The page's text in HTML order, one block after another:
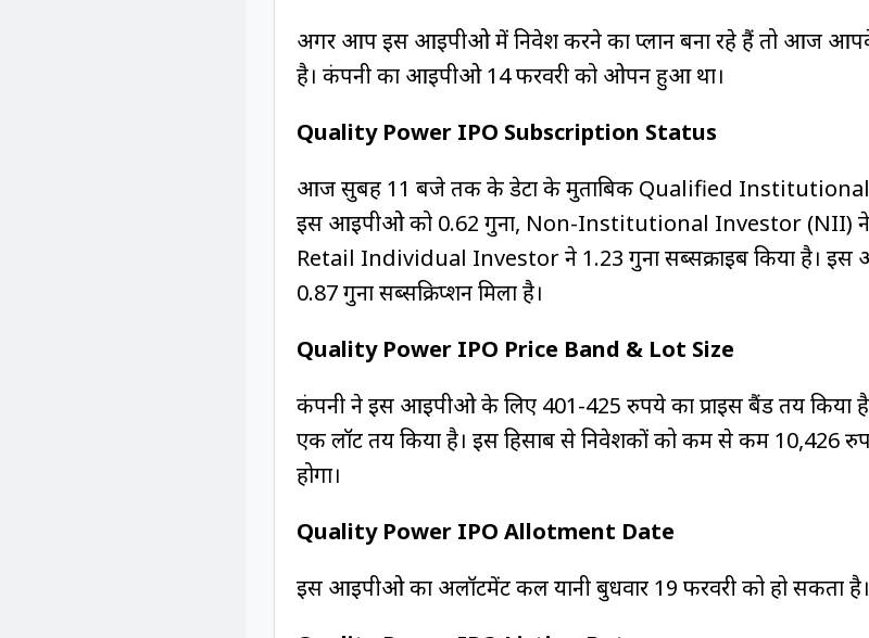
अगर आप इस आईपीओ में निवेश करने का प्लान बना रहे हैं तो आज
है। कंपनी का आईपीओ 14 फरवरी को ओपन हुआ था।
Quality Power IPO Subscription Status
आज सुबह 11 बजे तक के डेटा के मुताबिक Qualified
इस आईपीओ को 0.62 गुना, Non-Institutional Investor (NII) ने
Retail Individual Investor ने 1.23 गुना सब्सक्राइब किया है।
0.87 गुना सब्सक्रिप्शन मिला है।
Quality Power IPO Price Band & Lot Size
कंपनी ने इस आईपीओ के लिए 401-425 रुपये का प्राइस बैंड तय किया
एक लॉट तय किया है। इस हिसाब से निवेशकों को कम से कम 10,426
होगा।
Quality Power IPO Allotment Date
इस आईपीओ का अलॉटमेंट कल यानी बुधवार 19 फरवरी को हो सकता है।